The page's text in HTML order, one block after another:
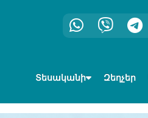
Տեսականի Զեղչեր